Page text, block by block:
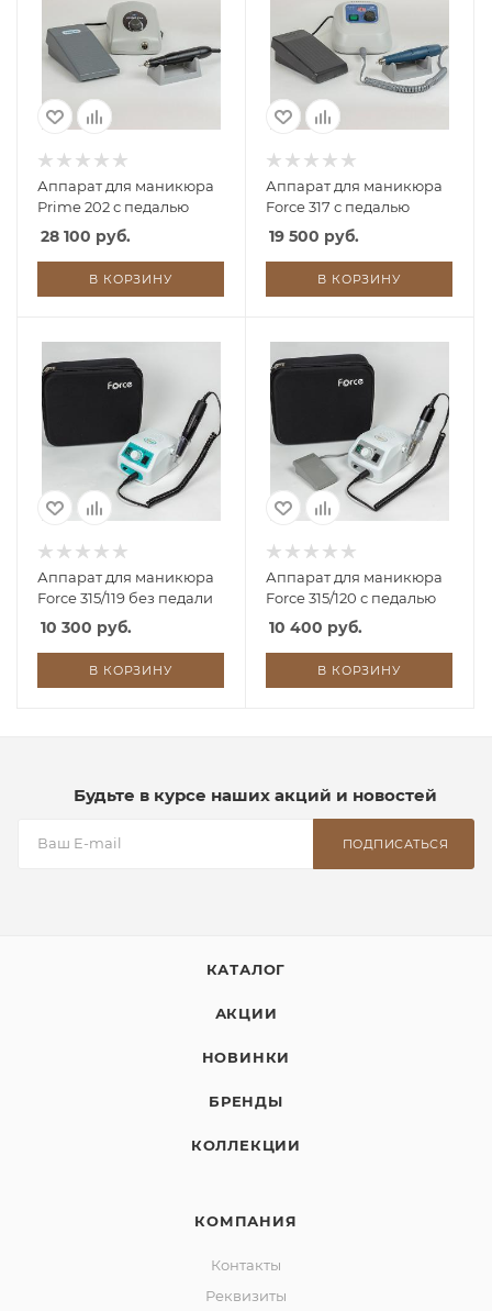
Аппарат для маникюра
Prime 202 с педалью
28 100 руб.
В КОРЗИНУ
Аппарат для маникюра
Force 317 с педалью
19 500 руб.
В КОРЗИНУ
Аппарат для маникюра
Force 315/119 без педали
10 300 руб.
В КОРЗИНУ
Аппарат для маникюра
Force 315/120 с педалью
10 400 руб.
В КОРЗИНУ
Будьте в курсе наших акций и новостей
ПОДПИСАТЬСЯ
КАТАЛОГ
АКЦИИ
НОВИНКИ
БРЕНДЫ
КОЛЛЕКЦИИ
КОМПАНИЯ
Контакты
Реквизиты